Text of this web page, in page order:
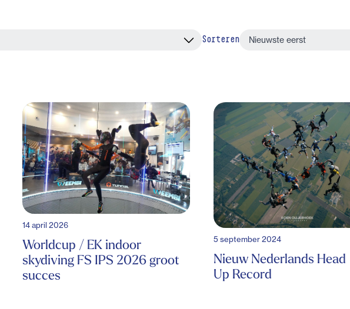
Sorteren
14 april 2026
Worldcup / EK indoor
skydiving FS IPS 2026 groot
succes
5 september 2024
Nieuw Nederlands Head
Up Record